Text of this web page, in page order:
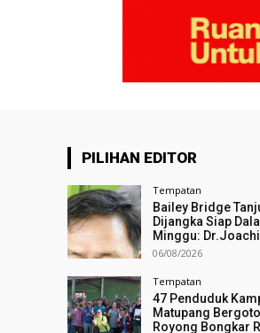
PILIHAN EDITOR
Tempatan
Bailey Bridge
Dijangka Siap
Minggu:
06/08/2026
Tempatan
47 Penduduk
Matupang
Royong Bongkar